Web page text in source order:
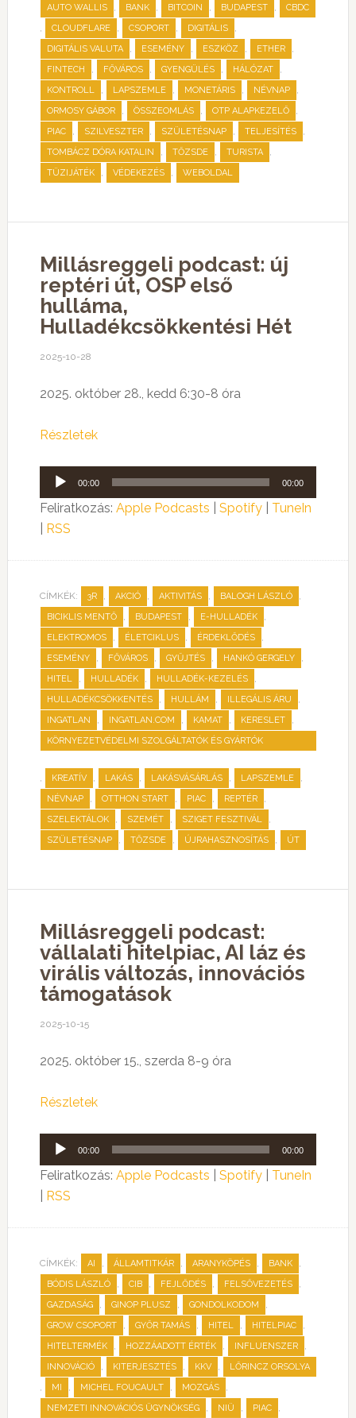
AUTO WALLIS , BANK , BITCOIN , BUDAPEST , CBDC
, CLOUDFLARE , CSOPORT , DIGITÁLIS ,
DIGITÁLIS VALUTA , ESEMÉNY , ESZKÖZ , ETHER ,
FINTECH , FŐVÁROS , GYENGÜLÉS , HÁLÓZAT ,
KONTROLL , LAPSZEMLE , MONETÁRIS , NÉVNAP ,
ORMOSY GÁBOR , ÖSSZEOMLÁS , OTP ALAPKEZELŐ ,
PIAC , SZILVESZTER , SZÜLETÉSNAP , TELJESÍTÉS ,
TOMBÁCZ DÓRA KATALIN , TŐZSDE , TURISTA ,
TÜZIJÁTÉK , VÉDEKEZÉS , WEBOLDAL
Millásreggeli podcast: új
reptéri út, OSP első
hulláma,
Hulladékcsökkentési Hét
2025-10-28
2025. október 28., kedd 6:30-8 óra
Részletek
Audió
lejátszó
00:00 00:00
Feliratkozás: Apple Podcasts Spotify| TuneIn
RSS
CÍMKÉK: 3R , AKCIÓ , AKTIVITÁS , BALOGH LÁSZLÓ ,
BICIKLIS MENTŐ , BUDAPEST , E-HULLADÉK ,
ELEKTROMOS , ÉLETCIKLUS , ÉRDEKLŐDÉS ,
ESEMÉNY , FŐVÁROS , GYŰJTÉS , HANKÓ GERGELY ,
HITEL , HULLADÉK , HULLADÉK-KEZELÉS ,
HULLADÉKCSÖKKENTÉS , HULLÁM , ILLEGÁLIS ÁRU ,
INGATLAN , INGATLAN.COM , KAMAT , KERESLET ,
KÖRNYEZETVÉDELMI SZOLGÁLTATÓK ÉS GYÁRTÓK
, KREATÍV , LAKÁS , LAKÁSVÁSÁRLÁS , LAPSZEMLE ,
NÉVNAP , OTTHON START , PIAC , REPTÉR ,
SZELEKTÁLOK , SZEMÉT , SZIGET FESZTIVÁL ,
SZÜLETÉSNAP , TŐZSDE , ÚJRAHASZNOSÍTÁS , ÚT
Millásreggeli podcast:
vállalati hitelpiac, AI láz és
virális változás, innovációs
támogatások
2025-10-15
2025. október 15., szerda 8-9 óra
Részletek
Audió
lejátszó
00:00 00:00
Feliratkozás: Apple Podcasts Spotify| TuneIn
RSS
CÍMKÉK: AI , ÁLLAMTITKÁR , ARANYKÖPÉS , BANK ,
BÓDIS LÁSZLÓ , CIB , FEJLŐDÉS , FELSŐVEZETÉS ,
GAZDASÁG , GINOP PLUSZ , GONDOLKODOM ,
GROW CSOPORT , GYŐR TAMÁS , HITEL , HITELPIAC ,
HITELTERMÉK , HOZZÁADOTT ÉRTÉK , INFLUENSZER ,
INNOVÁCIÓ , KITERJESZTÉS , KKV , LŐRINCZ ORSOLYA
, MI , MICHEL FOUCAULT , MOZGÁS ,
NEMZETI INNOVÁCIÓS ÜGYNÖKSÉG , NIÜ , PIAC ,